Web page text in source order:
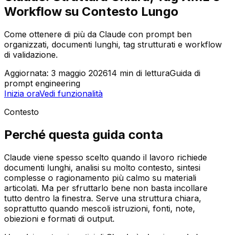
Workflow su Contesto Lungo
Come ottenere di più da Claude con prompt ben
organizzati, documenti lunghi, tag strutturati e workflow
di validazione.
Aggiornata: 3 maggio 202614 min di letturaGuida di
prompt engineering
Inizia oraVedi funzionalità
Contesto
Perché questa guida conta
Claude viene spesso scelto quando il lavoro richiede
documenti lunghi, analisi su molto contesto, sintesi
complesse o ragionamento più calmo su materiali
articolati. Ma per sfruttarlo bene non basta incollare
tutto dentro la finestra. Serve una struttura chiara,
soprattutto quando mescoli istruzioni, fonti, note,
obiezioni e formati di output.